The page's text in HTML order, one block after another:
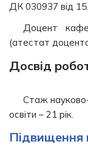
ДК 030937 від
Доцент
(атестат
Досвід
Стаж
освіти – 21 рік.
Підвищення